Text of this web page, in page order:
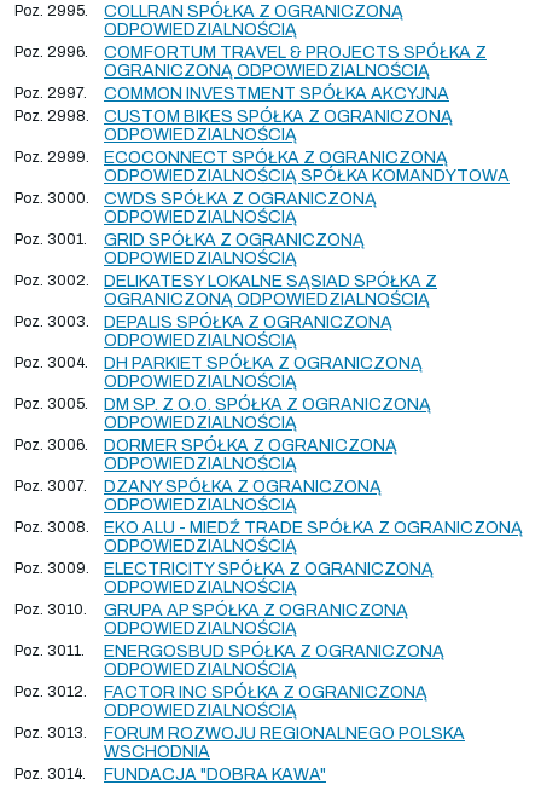
Poz. 2995.
COLLRAN SPÓŁKA Z OGRANICZONĄ
ODPOWIEDZIALNOŚCIĄ
Poz. 2996.
COMFORTUM TRAVEL & PROJECTS SPÓŁKA Z
OGRANICZONĄ ODPOWIEDZIALNOŚCIĄ
Poz. 2997. COMMON INVESTMENT SPÓŁKA AKCYJNA
Poz. 2998.
CUSTOM BIKES SPÓŁKA Z OGRANICZONĄ
ODPOWIEDZIALNOŚCIĄ
Poz. 2999.
ECOCONNECT SPÓŁKA Z OGRANICZONĄ
ODPOWIEDZIALNOŚCIĄ SPÓŁKA KOMANDYTOWA
Poz. 3000.
CWDS SPÓŁKA Z OGRANICZONĄ
ODPOWIEDZIALNOŚCIĄ
Poz. 3001.
GRID SPÓŁKA Z OGRANICZONĄ
ODPOWIEDZIALNOŚCIĄ
Poz. 3002.
DELIKATESY LOKALNE SĄSIAD SPÓŁKA Z
OGRANICZONĄ ODPOWIEDZIALNOŚCIĄ
Poz. 3003.
DEPALIS SPÓŁKA Z OGRANICZONĄ
ODPOWIEDZIALNOŚCIĄ
Poz. 3004.
DH PARKIET SPÓŁKA Z OGRANICZONĄ
ODPOWIEDZIALNOŚCIĄ
Poz. 3005.
DM SP. Z O.O. SPÓŁKA Z OGRANICZONĄ
ODPOWIEDZIALNOŚCIĄ
Poz. 3006.
DORMER SPÓŁKA Z OGRANICZONĄ
ODPOWIEDZIALNOŚCIĄ
Poz. 3007.
DZANY SPÓŁKA Z OGRANICZONĄ
ODPOWIEDZIALNOŚCIĄ
Poz. 3008.
EKO ALU - MIEDŹ TRADE SPÓŁKA Z OGRANICZONĄ
ODPOWIEDZIALNOŚCIĄ
Poz. 3009.
ELECTRICITY SPÓŁKA Z OGRANICZONĄ
ODPOWIEDZIALNOŚCIĄ
Poz. 3010.
GRUPA AP SPÓŁKA Z OGRANICZONĄ
ODPOWIEDZIALNOŚCIĄ
Poz. 3011.
ENERGOSBUD SPÓŁKA Z OGRANICZONĄ
ODPOWIEDZIALNOŚCIĄ
Poz. 3012.
FACTOR INC SPÓŁKA Z OGRANICZONĄ
ODPOWIEDZIALNOŚCIĄ
Poz. 3013.
FORUM ROZWOJU REGIONALNEGO POLSKA
WSCHODNIA
Poz. 3014. FUNDACJA "DOBRA KAWA"